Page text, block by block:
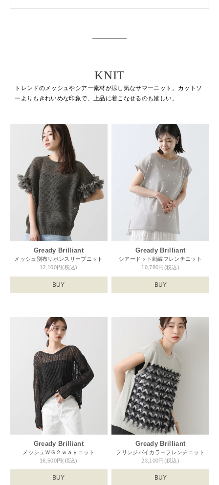
KNIT
トレンドのメッシュやシアー素材が涼し気なサマーニット。 カットソ
ーよりもきれいめな印象で、上品に着こなせるのも嬉しい。
Gready Brilliant
メッシュ別布リボンスリーブニット
12,100円(税込)
BUY
Gready Brilliant
シアードット刺繍フレンチニット
10,780円(税込)
BUY
Gready Brilliant
メッシュＷＧ２ｗａｙニット
16,500円(税込)
BUY
Gready Brilliant
フリンジバイカラーフレンチニット
23,100円(税込)
BUY